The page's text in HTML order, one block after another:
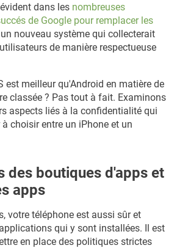
dans les nombreuses
de Google pour remplacer les
nouveau système qui collecterait
de manière respectueuse
est meilleur qu'Android en matière de
classée ? Pas tout à fait. Examinons
aspects liés à la confidentialité qui
choisir entre un iPhone et un
des boutiques d'apps et
apps
votre téléphone est aussi sûr et
qui y sont installées. Il est
en place des politiques strictes